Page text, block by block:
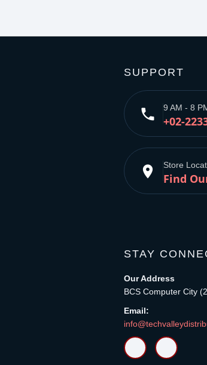
SUPPORT
phone 9 AM - 8
+02-
place Store
Find
STAY
Our Address
BCS Computer City
Email: